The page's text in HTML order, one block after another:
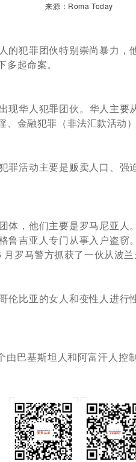
来源 ： Roma Today
的犯罪团伙特别崇尚暴力，
起命案。
现华人犯罪团伙。 华人主要
金融犯罪（非法汇款活动）
罪活动主要是贩卖人口、强
体，他们主要是罗马尼亚人
鲁吉亚人专门从事入户盗窃
罗马警方抓获了一伙从波兰
比亚的女人和变性人进行
由巴基斯坦人和阿富汗人控